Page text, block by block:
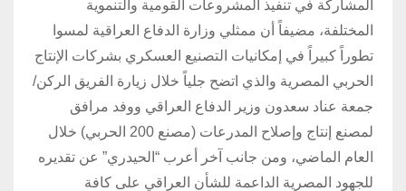
المشاركة في تنفيذ المشروعات القومية والتنموية
المختلفة، مضيفاً أن ممثلي وزارة الدفاع العراقية لمسوا
تطوراً كبيراً في إمكانيات التصنيع العسكري بشركات الإنتاج
الحربي المصرية والذي اتضح جلياً خلال زيارة الفريق الركن/
جمعة عناد سعدون وزير الدفاع العراقي ووفد مرافق
لمصنع إنتاج وإصلاح المدرعات (مصنع 200 الحربي) خلال
العام الماضي، ومن جانب آخر أعرب “الحيدري” عن تقديره
للجهود المصرية الداعمة للشأن العراقي على كافة